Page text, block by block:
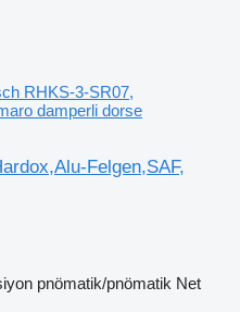
RHKS-3-SR07,
damperli dorse
Felgen,SAF,
pnömatik/pnömatik Net